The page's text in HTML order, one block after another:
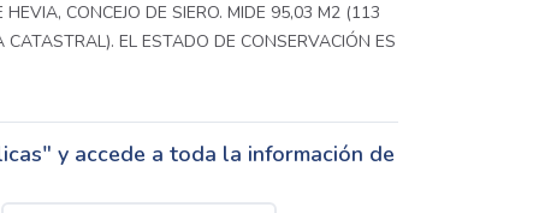
CONCEJO DE SIERO. MIDE 95,03 M2 (113
CATASTRAL). EL ESTADO DE CONSERVACIÓN ES
y accede a toda la información de